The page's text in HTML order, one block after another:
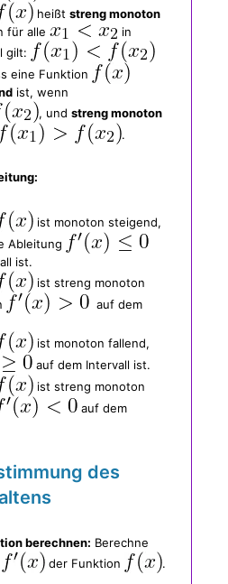
heißt streng monoton
für alle
in
gilt:
eine Funktion
ist, wenn
, und streng monoton
.
ist monoton steigend,
Ableitung
ist.
ist streng monoton
auf dem
ist monoton fallend,
auf dem Intervall ist.
ist streng monoton
auf dem
des
berechnen: Berechne
der Funktion .